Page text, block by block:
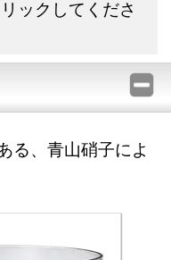
ックしてくださ
る、青山硝子によ